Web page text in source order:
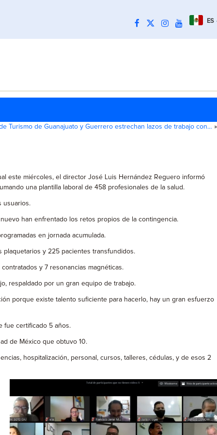
ES
Turismo de Guanajuato y Guerrero estrechan lazos de trabajo con… »
este miércoles, el director José Luis Hernández Reguero informó
una plantilla laboral de 458 profesionales de la salud.
usuarios.
han enfrentado los retos propios de la contingencia.
en jornada acumulada.
plaquetarios y 225 pacientes transfundidos.
y 7 resonancias magnéticas.
respaldado por un gran equipo de trabajo.
porque existe talento suficiente para hacerlo, hay un gran esfuerzo
fue certificado 5 años.
de México que obtuvo 10.
hospitalización, personal, cursos, talleres, cédulas, y de esos 2